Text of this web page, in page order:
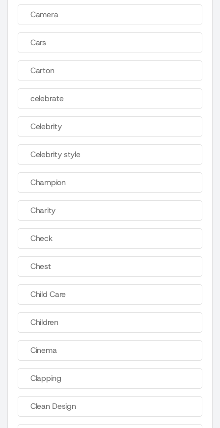
Camera
Cars
Carton
celebrate
Celebrity
Celebrity style
Champion
Charity
Check
Chest
Child Care
Children
Cinema
Clapping
Clean Design